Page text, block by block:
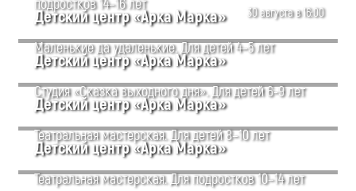
30 августа в 16:00
подростков 14–16 лет
Детский центр «Арка Марка»
Маленькие да удаленькие. Для детей 4–5 лет
Детский центр «Арка Марка»
Студия «Сказка выходного дня». Для детей 6-9 лет
Детский центр «Арка Марка»
Театральная мастерская. Для детей 8–10 лет
Детский центр «Арка Марка»
Театральная мастерская. Для подростков 10–14 лет